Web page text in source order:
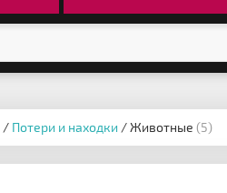
/ Потери и находки / Животные (5)